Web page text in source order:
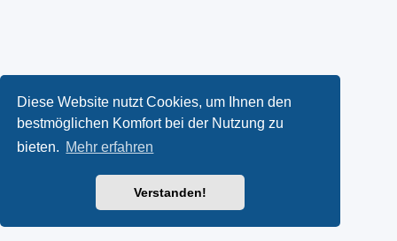
Diese Website nutzt Cookies, um Ihnen den
bestmöglichen Komfort bei der Nutzung zu
bieten. Mehr erfahren
Verstanden!